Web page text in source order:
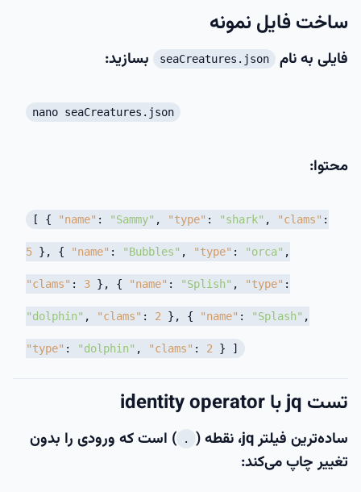
ساخت فایل نمونه
فایلی به نام seaCreatures.json بسازید:
nano seaCreatures.json
محتوا:
[ { "name" : "Sammy" , "type" : "shark" , "clams" :
5 } , { "name" : "Bubbles" , "type" : "orca" ,
"clams" : 3 } , { "name" : "Splish" , "type" :
"dolphin" , "clams" : 2 } , { "name" : "Splash" ,
"type" : "dolphin" , "clams" : 2 } ]
تست jq با identity operator
ساده‌ترین فیلتر jq، نقطه ( .
) است که ورودی را بدون
تغییر چاپ می‌کند: